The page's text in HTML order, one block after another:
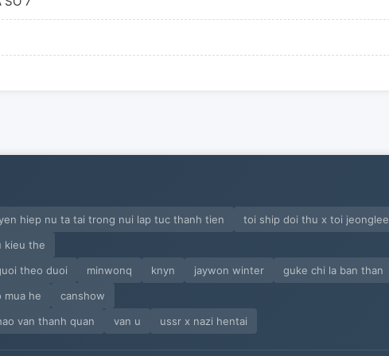
bí mật được chôn vùi vì quá nguy hiểm. Có
bỏ vì quá đau đớn. Nhưng nếu sự thật nằm ở cuối
họ
hiep nu ta tai trong nui lap tuc thanh tien
toi ship doi thu x toi jeonglee
kieu the
theo duoi
minwonq knyn jaywon winter
guke chi la ban than
mua he
canshow
van thanh quan
van u ussr x nazi hentai